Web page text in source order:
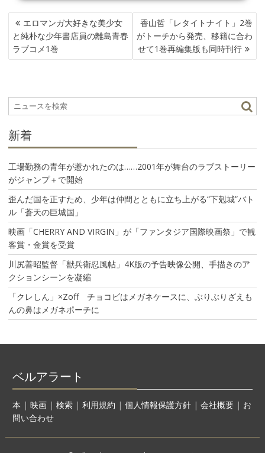
投
稿
ナ
ビ
シ
ョ
エロマンガ大好きな美少女
と純朴な少年書店員の離島青春
ラブコメ1巻
香山哲「レタイトナイト」2巻
がトーチから発売、移籍に合わ
せて1巻再編集版も同時刊行
新着
工場勤務の青年が惹かれたのは……2001年が舞台のラブストーリー
がジャンプ＋で開始
歪んだ国を正すため、少年は仲間とともに立ち上がる“下剋城”バト
ル「蒼天の巨城国」
映画「CHERRY AND VIRGIN」が「ファンタジア国際映画祭」で観
客賞・金賞を受賞
川尻善昭監督「獣兵衛忍風帖」4K版の予告映像公開、手描きのア
クションシーンを凝縮
「クレしん」×Zoff チョコビはメガネケースに、ぶりぶりざえも
んの鼻はメガネポーチに
ベルアラート
本 | 映画| 検索| 利用規約 | 個人情報保護方針| 会社概要| お
問い合わせ